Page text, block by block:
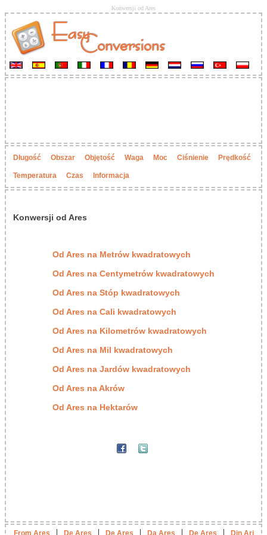
Konwersji od Ares
Długość Obszar Objętość Waga Moc Ciśnienie Prędkość
Temperatura Czas Informacja
Konwersji od Ares
Od Ares na Metrów kwadratowych
Od Ares na Centymetrów kwadratowych
Od Ares na Stóp kwadratowych
Od Ares na Cali kwadratowych
Od Ares na Kilometrów kwadratowych
Od Ares na Mil kwadratowych
Od Ares na Jardów kwadratowych
Od Ares na Akrów
Od Ares na Hektarów
| | | | |